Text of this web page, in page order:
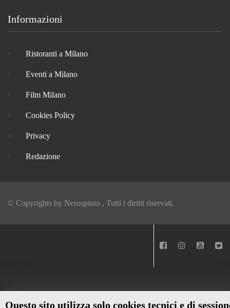
Questo sito utilizza solo cookies tecnici e di
Informazioni
Ristoranti a Milano
Eventi a Milano
Film Milano
Cookies Policy
Privacy
Redazione
© Copyrights by Nerospinto , Tutti i diritti riservati.